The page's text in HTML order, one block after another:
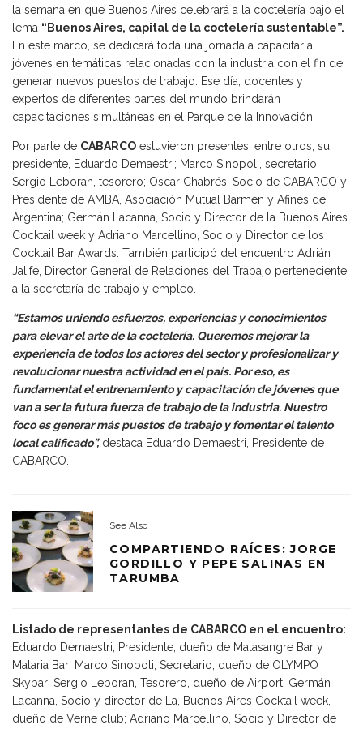
la semana en que Buenos Aires celebrará a la coctelería bajo el
lema “Buenos Aires, capital de la coctelería sustentable”.
En este marco, se dedicará toda una jornada a capacitar a
jóvenes en temáticas relacionadas con la industria con el fin de
generar nuevos puestos de trabajo. Ese día, docentes y
expertos de diferentes partes del mundo brindarán
capacitaciones simultáneas en el Parque de la Innovación.
Por parte de CABARCO estuvieron presentes, entre otros, su
presidente, Eduardo Demaestri; Marco Sinopoli, secretario;
Sergio Leboran, tesorero; Oscar Chabrés, Socio de CABARCO y
Presidente de AMBA, Asociación Mutual Barmen y Afines de
Argentina; Germán Lacanna, Socio y Director de la Buenos Aires
Cocktail week y Adriano Marcellino, Socio y Director de los
Cocktail Bar Awards. También participó del encuentro Adrián
Jalife, Director General de Relaciones del Trabajo perteneciente
a la secretaría de trabajo y empleo.
“Estamos uniendo esfuerzos, experiencias y conocimientos
para elevar el arte de la coctelería. Queremos mejorar la
experiencia de todos los actores del sector y profesionalizar y
revolucionar nuestra actividad en el país. Por eso, es
fundamental el entrenamiento y capacitación de jóvenes que
van a ser la futura fuerza de trabajo de la industria. Nuestro
foco es generar más puestos de trabajo y fomentar el talento
local calificado”,destaca Eduardo Demaestri, Presidente de
CABARCO.
See Also
COMPARTIENDO RAÍCES: JORGE
GORDILLO Y PEPE SALINAS EN
TARUMBA
Listado de representantes de CABARCO en el encuentro:
Eduardo Demaestri, Presidente, dueño de Malasangre Bar y
Malaria Bar; Marco Sinopoli, Secretario, dueño de OLYMPO
Skybar; Sergio Leboran, Tesorero, dueño de Airport; Germán
Lacanna, Socio y director de La, Buenos Aires Cocktail week,
dueño de Verne club; Adriano Marcellino, Socio y Director de